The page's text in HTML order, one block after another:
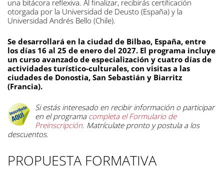
una bitácora reflexiva. Al finalizar, recibirás certificación
otorgada por la Universidad de Deusto (España) y la
Universidad Andrés Bello (Chile).
Se desarrollará en la ciudad de Bilbao, España, entre
los días 16 al 25 de enero del 2027. El programa incluye
un curso avanzado de especialización y cuatro días de
actividades turístico-culturales, con visitas a las
ciudades de Donostia, San Sebastián y Biarritz
(Francia).
Si estás interesado en recibir información o participar
en el programa completa el Formulario de
Preinscripción. Matrículate pronto y postula a los
descuentos.
PROPUESTA FORMATIVA